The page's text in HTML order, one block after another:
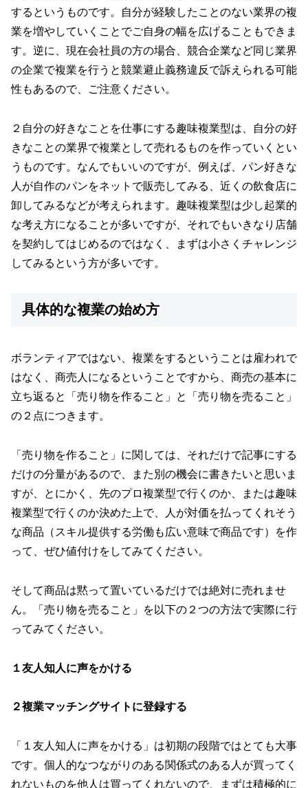
するというものです。自分が経験したことのない業界の複
業を増やしていくことでご自身の幅を広げることもできま
す。逆に、現在会社員の方の場合、競合企業など同じ業界
の企業で複業を行うと競業避止義務違反で訴えられる可能
性もあるので、ご注意ください。
２自分の好きなことを仕事にする趣味複業型は、自分の好
きなことの業界で複業として売れるものを作っていくとい
うものです。なんでもいいのですが、例えば、パン好きな
人が自作のパンをネットで販売してみる、近くの飲食店に
卸してみるなどが考えられます。趣味複業型は少し起業的
な考え方になることが多いですが、それでもいきなり店舗
を契約してはじめるのではなく、まずは小さくチャレンジ
してみるという方が多いです。
具体的な複業の始め方
ボランティアではない、複業をするということは雇われで
はなく、商売人になるということですから、商売の基本に
立ち返ると「売り物を作ること」と「売り物を売ること」
の２点につきます。
「売り物を作ること」に関しては、それだけで記事にする
だけの分量があるので、また別の機会に書きたいと思いま
すが、とにかく、先のプロ複業型で行くのか、または趣味
複業型で行くのか決めた上で、人が対価を払ってくれそう
な商品（スキル提供する労働も広い意味で商品です）を作
って、ぜひ値付けをしてみてください。
そして商品は黙って置いているだけでは絶対に売れませ
ん。「売り物を売ること」を以下の２つの方法で実際に行
ってみてください。
１友人知人に声をかける
２複業マッチングサイトに登録する
「１友人知人に声をかける」は初期の段階ではとても大事
です。個人的なつながりのある関係式のある人が買ってく
れないものを他人は買ってくれないので、まずは積極的に